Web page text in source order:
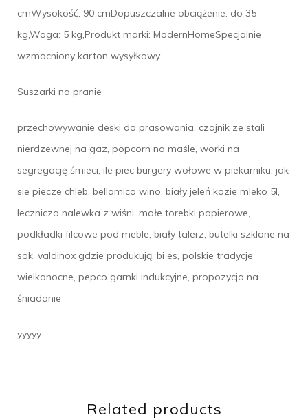
cmWysokość: 90 cmDopuszczalne obciążenie: do 35
kg,Waga: 5 kg,Produkt marki: ModernHomeSpecjalnie
wzmocniony karton wysyłkowy
Suszarki na pranie
przechowywanie deski do prasowania, czajnik ze stali
nierdzewnej na gaz, popcorn na maśle, worki na
segregację śmieci, ile piec burgery wołowe w piekarniku, jak
sie piecze chleb, bellamico wino, biały jeleń kozie mleko 5l,
lecznicza nalewka z wiśni, małe torebki papierowe,
podkładki filcowe pod meble, biały talerz, butelki szklane na
sok, valdinox gdzie produkują, bi es, polskie tradycje
wielkanocne, pepco garnki indukcyjne, propozycja na
śniadanie
yyyyy
Related products